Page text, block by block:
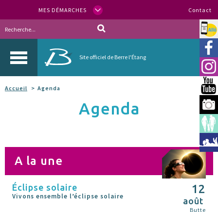
MES DÉMARCHES Contact
Site officiel de Berre l'Étang
Allo
Accueil Agenda
Agenda
A la une
Éclipse solaire
Vivons ensemble l’éclipse solaire
12
août
Butte